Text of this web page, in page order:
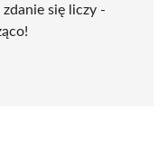
się liczy -